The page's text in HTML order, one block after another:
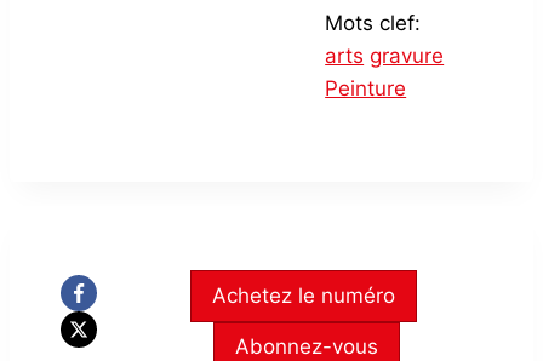
Mots clef:
arts gravure
Peinture
Achetez le numéro
Abonnez-vous